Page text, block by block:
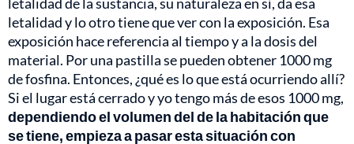
letalidad y lo otro tiene que ver con la exposición. Esa
exposición hace referencia al tiempo y a la dosis del
material. Por una pastilla se pueden obtener 1000 mg
de fosfina. Entonces, ¿qué es lo que está ocurriendo allí?
Si el lugar está cerrado y yo tengo más de esos 1000 mg,
dependiendo el volumen del de la habitación que
se tiene, empieza a pasar esta situación con